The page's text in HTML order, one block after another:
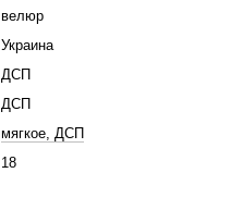
велюр
Украина
ДСП
ДСП
мягкое, ДСП
18